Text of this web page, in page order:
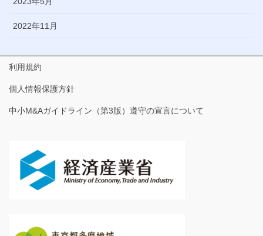
2022年11月
利用規約
個人情報保護方針
中小M&Aガイドライン（第3版）遵守の宣言について